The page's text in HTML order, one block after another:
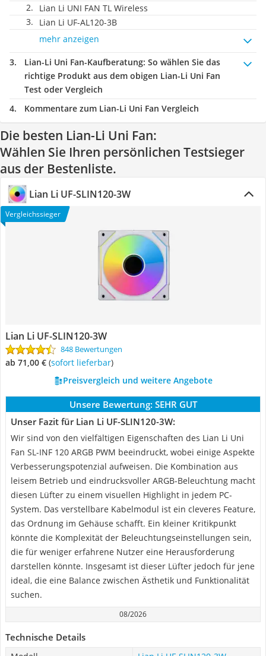
Lian Li UNI FAN TL Wireless
Lian Li ‎UF-AL120-3B
mehr anzeigen
Lian-Li Uni Fan-Kaufberatung: So wählen Sie das
richtige Produkt aus dem obigen Lian-Li Uni Fan
Test oder Vergleich
Kommentare zum Lian-Li Uni Fan Vergleich
Die besten Lian-Li Uni Fan:
Wählen Sie Ihren persönlichen Testsieger
aus der Bestenliste.
Lian Li ‎UF-SLIN120-3W
Vergleichssieger
Lian Li ‎UF-SLIN120-3W
848 Bewertungen
ab 71,00 € ( Sofort lieferbar)
Preisvergleich und weitere Angebote
Unsere Bewertung: SEHR GUT
Unser Fazit für Lian Li ‎UF-SLIN120-3W:
Wir sind von den vielfältigen Eigenschaften des Lian Li Uni
Fan SL-INF 120 ARGB PWM beeindruckt, wobei einige Aspekte
Verbesserungspotenzial aufweisen. Die Kombination aus
leisem Betrieb und eindrucksvoller ARGB-Beleuchtung macht
diesen Lüfter zu einem visuellen Highlight in jedem PC-
System. Das verstellbare Kabelmodul ist ein cleveres Feature,
das Ordnung im Gehäuse schafft. Ein kleiner Kritikpunkt
könnte die Komplexität der Beleuchtungseinstellungen sein,
die für weniger erfahrene Nutzer eine Herausforderung
darstellen könnte. Insgesamt ist dieser Lüfter jedoch für jene
ideal, die eine Balance zwischen Ästhetik und Funktionalität
suchen.
08/2026
Technische Details